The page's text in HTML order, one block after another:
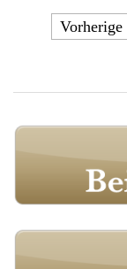
Vorherige